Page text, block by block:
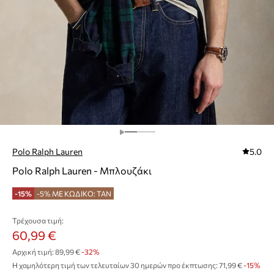
Polo Ralph Lauren 5.0
Polo Ralph Lauren - Μπλουζάκι
-15% -5% ΜΕ ΚΩΔΙΚΟ: TAN
Τρέχουσα τιμή:
60,99 €
Αρχική τιμή: 89,99 €-32%
Η χαμηλότερη τιμή των τελευταίων 30 ημερών προ έκπτωσης: 71,99 € -15%